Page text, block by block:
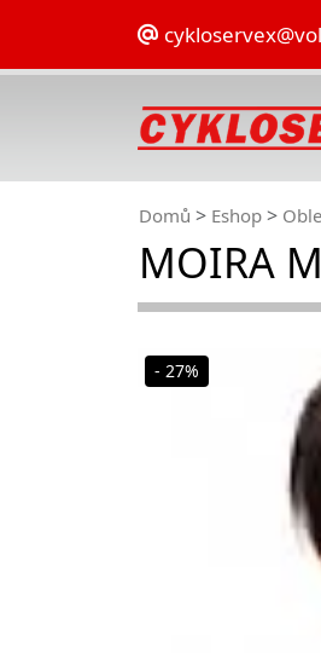
Domů Eshop
MOIRA
- 27%